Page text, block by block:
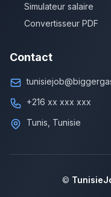
Simulateur salaire
Convertisseur PDF
Contact
+216 xx xxx xxx
Tunis, Tunisie
©